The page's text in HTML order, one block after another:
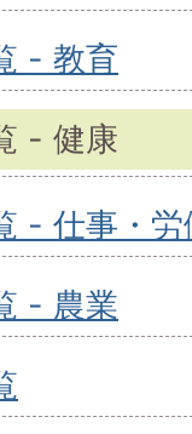
- 教育
- 健康
- 仕事・労
- 農業